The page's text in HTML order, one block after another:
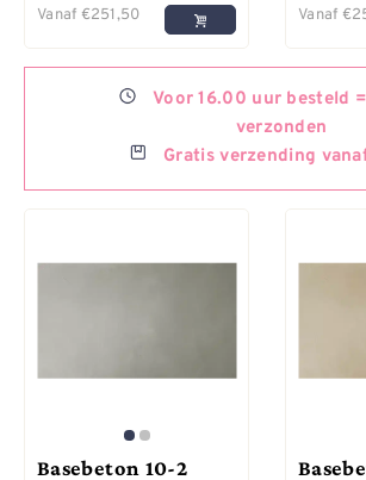
Vanaf €251,50 Vanaf €
Voor 16.00 uur besteld
verzonden
Gratisverzending
Basebeton 10-2